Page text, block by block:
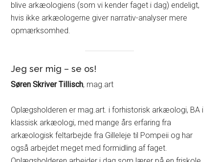
blive arkæologiens (som vi kender faget i dag) endeligt,
hvis ikke arkæologerne giver narrativ-analyser mere
opmærksomhed.
Jeg ser mig – se os!
Søren Skriver Tillisch, mag.art
Oplægsholderen er mag.art. i forhistorisk arkæologi, BA i
klassisk arkæologi, med mange års erfaring fra
arkæologisk feltarbejde fra Gilleleje til Pompeii og har
også arbejdet meget med formidling af faget.